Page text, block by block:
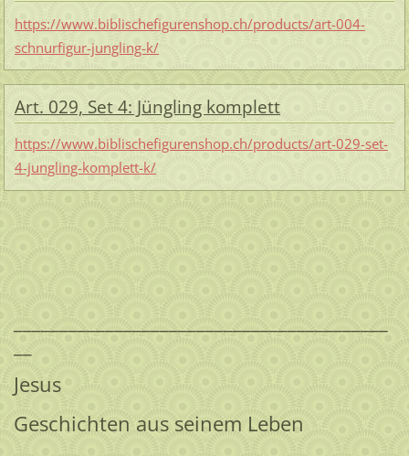
https://www.biblischefigurenshop.ch/products/art-004-
schnurfigur-jungling-k/
Art. 029, Set 4: Jüngling komplett
https://www.biblischefigurenshop.ch/products/art-029-set-
4-jungling-komplett-k/
_________________________________________
__
Jesus
Geschichten aus seinem Leben